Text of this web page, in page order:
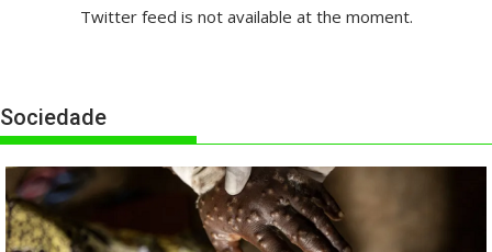
Twitter feed is not available at the moment.
Sociedade